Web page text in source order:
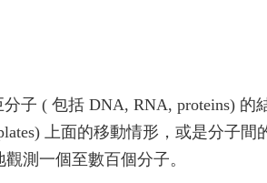
子 ( 包括 DNA, RNA, proteins)
上面的移動情形，或是分子
測一個至數百個分子。